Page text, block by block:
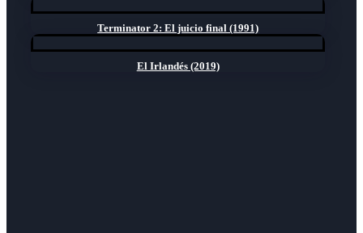
Terminator 2: El juicio final (1991)
El Irlandés (2019)